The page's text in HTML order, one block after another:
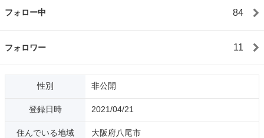
フォロー中 84
フォロワー 11
性別 非公開
登録日時 2021/04/21
住んでいる地域 大阪府八尾市